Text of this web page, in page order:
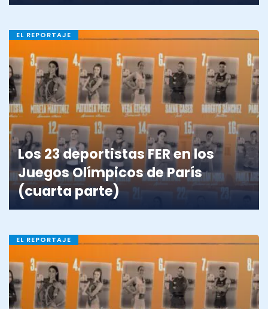
EL REPORTAJE
Los 23 deportistas FER en los
Juegos Olímpicos de París
(cuarta parte)
EL REPORTAJE